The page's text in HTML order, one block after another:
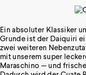
Ein absoluter Klassiker
Grunde ist der Daiquiri
zwei weiteren
mit unserem super
Maraschino — und